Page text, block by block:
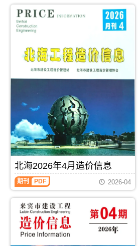
息
期
刊
PDF
属
于
河
池
市
造
价
信
息
期
刊
北海2026年4月造价信息
期刊 PDF 2026-04